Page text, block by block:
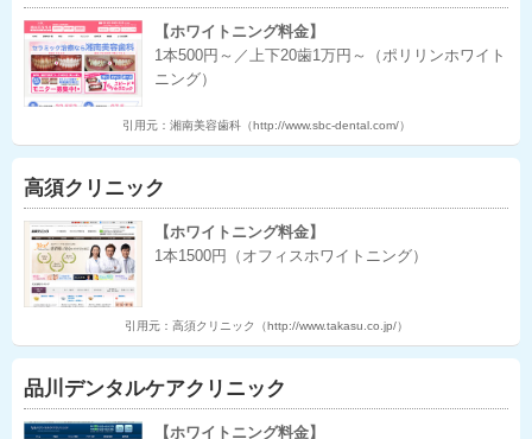
【ホワイトニング料金】
1本500円～／上下20歯1万円～（ポリリンホワイト
ニング）
引用元：湘南美容歯科（http://www.sbc-dental.com/）
高須クリニック
【ホワイトニング料金】
1本1500円（オフィスホワイトニング）
引用元：高須クリニック（http://www.takasu.co.jp/）
品川デンタルケアクリニック
【ホワイトニング料金】